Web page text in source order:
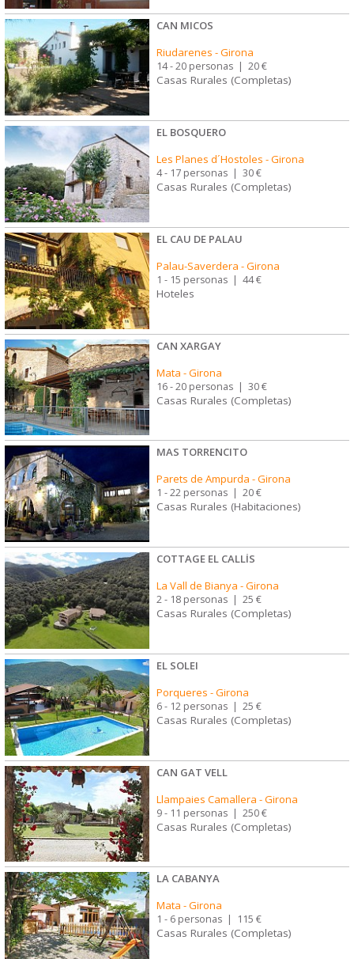
CAN MICOS
Riudarenes -Girona
14 - 20 personas | 20 €
Casas Rurales (Completas)
EL BOSQUERO
Les Planes d´Hostoles -Girona
4 - 17 personas | 30 €
Casas Rurales (Completas)
EL CAU DE PALAU
Palau-Saverdera -Girona
1 - 15 personas | 44 €
Hoteles
CAN XARGAY
Mata -Girona
16 - 20 personas | 30 €
Casas Rurales (Completas)
MAS TORRENCITO
Parets de Ampurda -Girona
1 - 22 personas | 20 €
Casas Rurales (Habitaciones)
COTTAGE EL CALLÍS
La Vall de Bianya -Girona
2 - 18 personas | 25 €
Casas Rurales (Completas)
EL SOLEI
Porqueres -Girona
6 - 12 personas | 25 €
Casas Rurales (Completas)
CAN GAT VELL
Llampaies Camallera -Girona
9 - 11 personas | 250 €
Casas Rurales (Completas)
LA CABANYA
Mata -Girona
1 - 6 personas | 115 €
Casas Rurales (Completas)